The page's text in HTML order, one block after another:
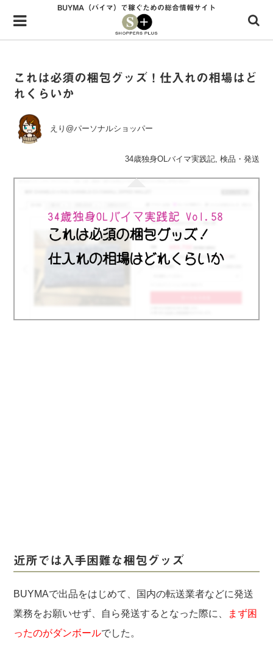
Menu
HOME
34歳独身OLバイマ実践記
無在庫で自由気ままに稼ぐ！バイマ実践記
バイマの疑問に現役パーソナルショッパーが答えてみた
バイマ活動の疑問に売れっ子現役バイヤーが答えてみた
実録！海外ショップで買ってみた！
BUYMA（バイマ）で稼ぐための総合情報サイト
これは必須の梱包グッズ！仕入れの相場はど
れくらいか
えり@パーソナルショッパー
34歳独身OLバイマ実践記, 検品・発送
近所では入手困難な梱包グッズ
BUYMAで出品をはじめて、国内の転送業者などに発送
業務をお願いせず、自ら発送するとなった際に、
まず困
ったのがダンボールでした。